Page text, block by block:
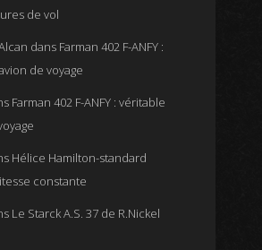
de vol
dans Farman 402 F-ANFY :
de voyage
Farman 402 F-ANFY : véritable
Hélice Hamilton-standard
constante
Le Starck A.S. 37 de R.Nickel